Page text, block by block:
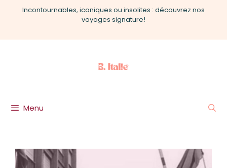
Incontournables, iconiques ou insolites : découvrez nos
voyages signature!
Menu